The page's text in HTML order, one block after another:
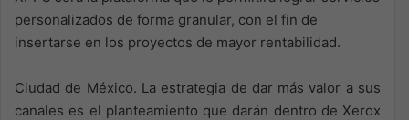
personalizados de forma granular, con el fin de
insertarse en los proyectos de mayor rentabilidad.
Ciudad de México. La estrategia de dar más valor a sus
canales es el planteamiento que darán dentro de Xerox